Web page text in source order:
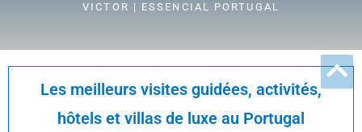
VICTOR | ESSENCIAL PORTUGAL
Les meilleurs visites guidées, activités,
hôtels et villas de luxe au Portugal